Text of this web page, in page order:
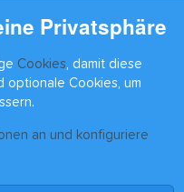
Privatsphäre
Cookies, damit diese
optionale Cookies, um
an und konfiguriere